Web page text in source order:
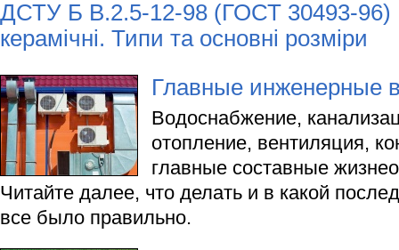
ДСТУ Б В.2.5-12-98 (ГОСТ 30493-96)
керамічні. Типи та основні розміри
Главные инженерные
Водоснабжение,
отопление, вентиляция,
главные составные
Читайте далее, что делать и в какой
все было правильно.